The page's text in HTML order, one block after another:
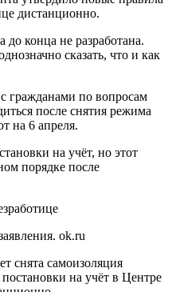
дистанционно.
до конца не разработана.
сказать, что и как
гражданами по вопросам
после снятия режима
на 6 апреля.
на учёт, но этот
порядке после
ok.ru
снята самоизоляция
на учёт в Центре